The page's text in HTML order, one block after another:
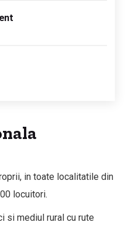
in toate localitatile din
locuitori.
si mediul rural cu rute